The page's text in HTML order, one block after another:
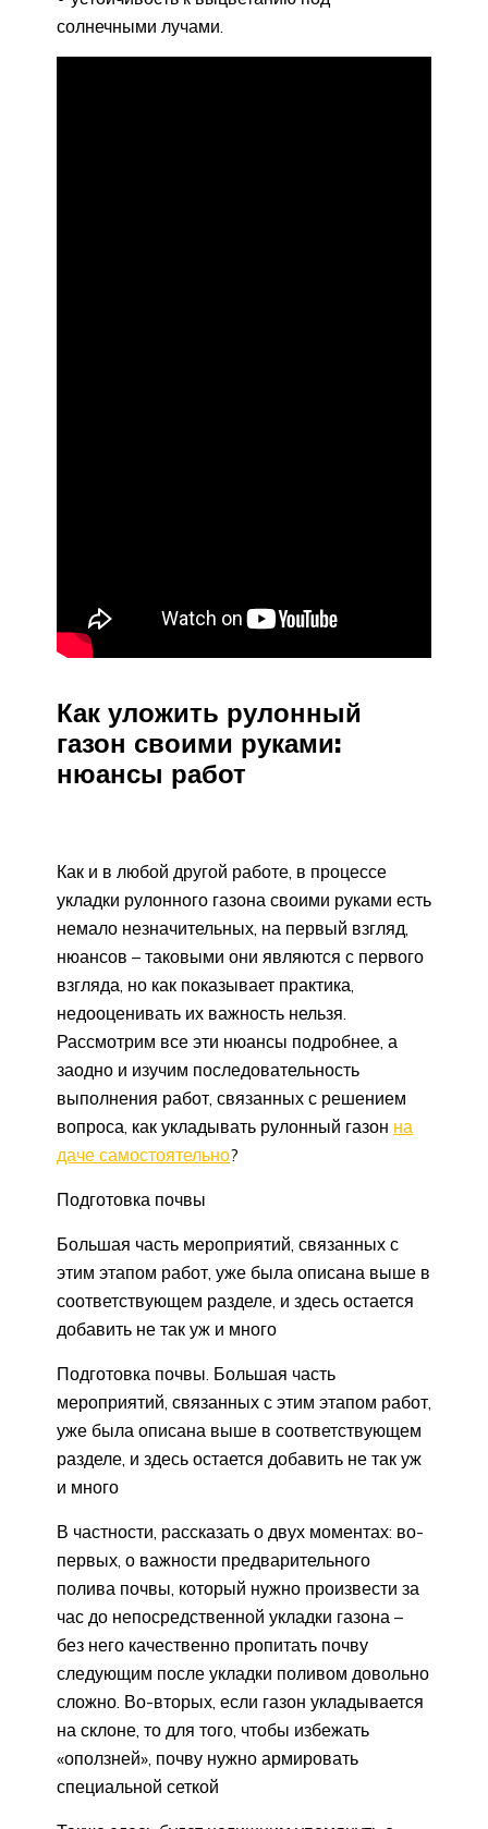
солнечными лучами.
Как уложить рулонный
газон своими руками:
нюансы работ
Как и в любой другой работе, в процессе
укладки рулонного газона своими руками есть
немало незначительных, на первый взгляд,
нюансов – таковыми они являются с первого
взгляда, но как показывает практика,
недооценивать их важность нельзя.
Рассмотрим все эти нюансы подробнее, а
заодно и изучим последовательность
выполнения работ, связанных с решением
вопроса, как укладывать рулонный газон на
даче самостоятельно?
Подготовка почвы
Большая часть мероприятий, связанных с
этим этапом работ, уже была описана выше в
соответствующем разделе, и здесь остается
добавить не так уж и много
Подготовка почвы. Большая часть
мероприятий, связанных с этим этапом работ,
уже была описана выше в соответствующем
разделе, и здесь остается добавить не так уж
и много
В частности, рассказать о двух моментах: во-
первых, о важности предварительного
полива почвы, который нужно произвести за
час до непосредственной укладки газона –
без него качественно пропитать почву
следующим после укладки поливом довольно
сложно. Во-вторых, если газон укладывается
на склоне, то для того, чтобы избежать
«оползней», почву нужно армировать
специальной сеткой